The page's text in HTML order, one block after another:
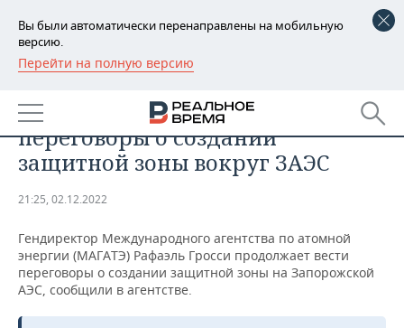
Вы были автоматически перенаправлены на мобильную
версию.
Перейти на полную версию
РЕГИОНЫ
БАШКОРТОСТАН
ТАТАРСТАН
НОВОСТИ
АНАЛИТИКА
ДЕКЛАРАЦИИ О ДОХОДАХ
КОРОЛИ ГОСЗАКАЗА ПФО
ВУЗЫ ТАТАРСТАНА
НОВОСТИ ЭКОНОМИКИ
ФИНАНСЫ
БАНКИ
ПРОМЫШЛЕННОСТЬ
НОВОСТИ
ПРОМЫШЛЕННОСТИ
НЕДВИЖИМОСТЬ
НОВОСТИ НЕДВИЖИМОСТИ
АВТО
МАГАТЭ продолжает вести
переговоры о создании
защитной зоны вокруг ЗАЭС
21:25, 02.12.2022
Гендиректор Международного агентства по атомной
энергии (МАГАТЭ) Рафаэль Гросси продолжает вести
переговоры о создании защитной зоны на Запорожской
АЭС, сообщили в агентстве.